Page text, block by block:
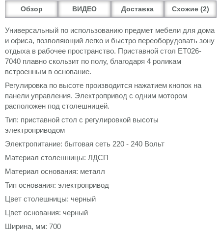
Обзор ВИДЕО Доставка Схожие (2)
Универсальный по использованию предмет мебели для дома
и офиса, позволяющий легко и быстро переоборудовать зону
отдыха в рабочее пространство. Приставной стол ET026-
7040 плавно скользит по полу, благодаря 4 роликам
встроенным в основание.
Регулировка по высоте производится нажатием кнопок на
панели управления. Электропривод с одним мотором
расположен под столешницей.
Тип: пpиставнoй стол с регулировкой высоты
электроприводом
Электропитание: бытовая сеть 220 - 240 Вольт
Материал столешницы: ЛДСП
Материал основания: металл
Тип основания: электропривод
Цвет столешницы: черный
Цвет основания: черный
Ширина, мм: 700